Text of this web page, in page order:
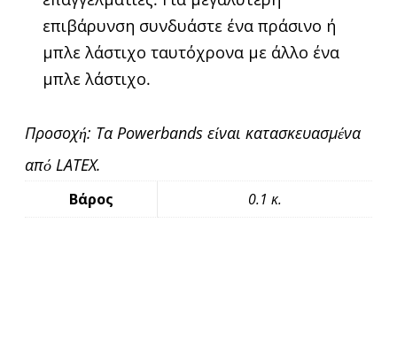
επιβάρυνση συνδυάστε ένα πράσινο ή
μπλε λάστιχο ταυτόχρονα με άλλο ένα
μπλε λάστιχο.
Προσοχή: Τα Powerbands είναι κατασκευασμένα
από LATEX.
Βάρος 0.1 κ.